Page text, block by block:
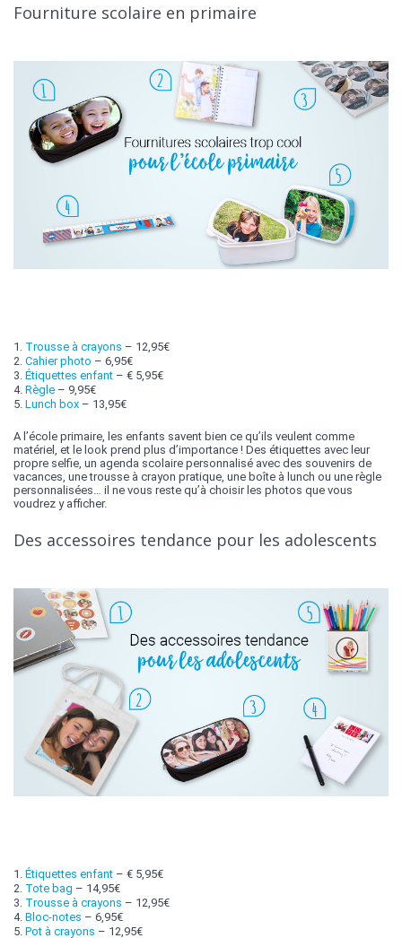
Fourniture scolaire en primaire
1. Trousse à crayons – 12,95€
2. Cahier photo – 6,95€
3. Étiquettes enfant – € 5,95€
4. Règle – 9,95€
5. Lunch box – 13,95€
A l’école primaire, les enfants savent bien ce qu’ils veulent comme
matériel, et le look prend plus d’importance ! Des étiquettes avec leur
propre selfie, un agenda scolaire personnalisé avec des souvenirs de
vacances, une trousse à crayon pratique, une boîte à lunch ou une règle
personnalisées… il ne vous reste qu’à choisir les photos que vous
voudrez y afficher.
Des accessoires tendance pour les adolescents
1. Étiquettes enfant – € 5,95€
2. Tote bag – 14,95€
3. Trousse à crayons – 12,95€
4. Bloc-notes – 6,95€
5. Pot à crayons – 12,95€